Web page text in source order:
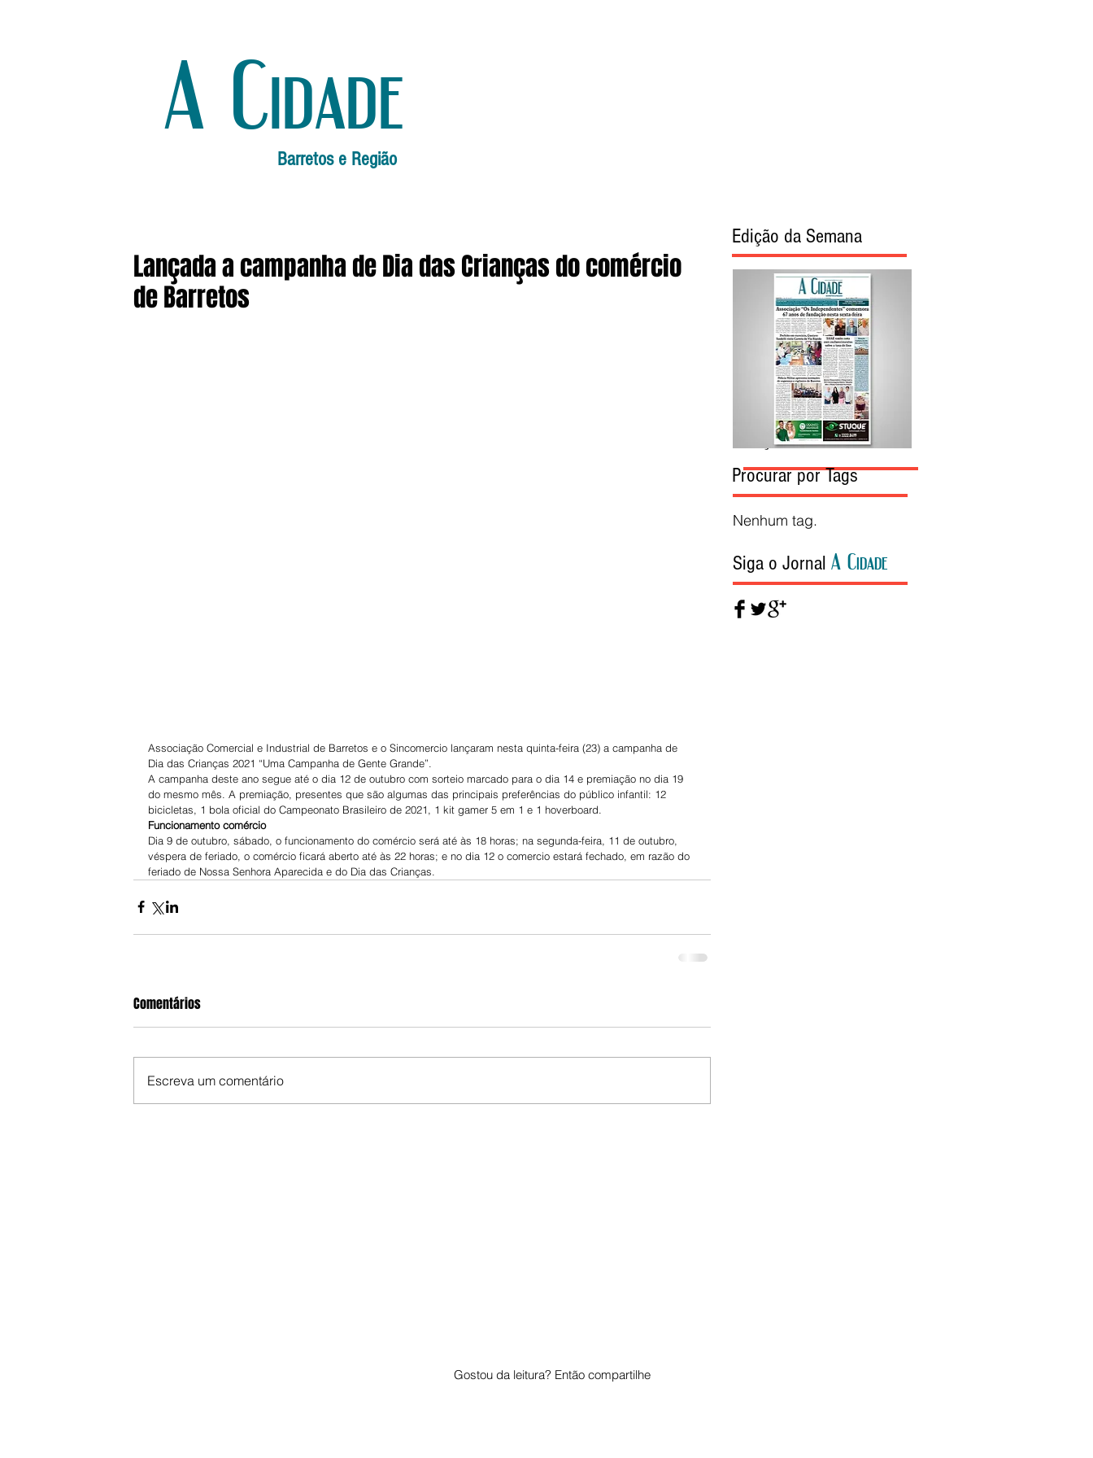
A Cidade
Barretos e Região
Lançada a campanha de Dia das Crianças do comércio
de Barretos
Associação Comercial e Industrial de Barretos e o Sincomercio lançaram nesta quinta-feira (23) a campanha de
Dia das Crianças 2021 “Uma Campanha de Gente Grande”.
A campanha deste ano segue até o dia 12 de outubro com sorteio marcado para o dia 14 e premiação no dia 19
do mesmo mês. A premiação, presentes que são algumas das principais preferências do público infantil: 12
bicicletas, 1 bola oficial do Campeonato Brasileiro de 2021, 1 kit gamer 5 em 1 e 1 hoverboard.
Funcionamento comércio
Dia 9 de outubro, sábado, o funcionamento do comércio será até às 18 horas; na segunda-feira, 11 de outubro,
véspera de feriado, o comércio ficará aberto até às 22 horas; e no dia 12 o comercio estará fechado, em razão do
feriado de Nossa Senhora Aparecida e do Dia das Crianças.
Comentários
Escreva um comentário
Edição da Semana
Edição da Semana
Procurar por Tags
Nenhum tag.
Siga o Jornal A Cidade
Gostou da leitura? Então compartilhe